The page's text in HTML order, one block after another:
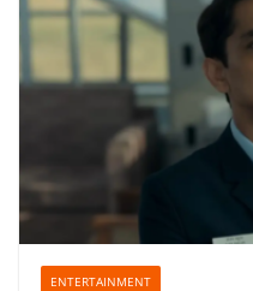
ENTERTAINMENT